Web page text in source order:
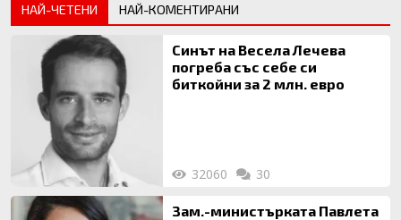
НАЙ-ЧЕТЕНИ НАЙ-КОМЕНТИРАНИ
Синът на Весела Лечева
погреба със себе си
биткойни за 2 млн. евро
32060 30
Зам.-министърката Павлета